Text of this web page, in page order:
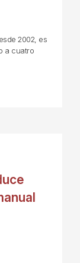
2002, es
a cuatro